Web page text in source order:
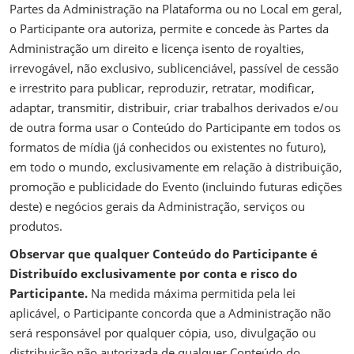
Partes da Administração na Plataforma ou no Local em geral,
o Participante ora autoriza, permite e concede às Partes da
Administração um direito e licença isento de royalties,
irrevogável, não exclusivo, sublicenciável, passível de cessão
e irrestrito para publicar, reproduzir, retratar, modificar,
adaptar, transmitir, distribuir, criar trabalhos derivados e/ou
de outra forma usar o Conteúdo do Participante em todos os
formatos de mídia (já conhecidos ou existentes no futuro),
em todo o mundo, exclusivamente em relação à distribuição,
promoção e publicidade do Evento (incluindo futuras edições
deste) e negócios gerais da Administração, serviços ou
produtos.
Observar que qualquer Conteúdo do Participante é
Distribuído exclusivamente por conta e risco do
Participante. Na medida máxima permitida pela lei
aplicável, o Participante concorda que a Administração não
será responsável por qualquer cópia, uso, divulgação ou